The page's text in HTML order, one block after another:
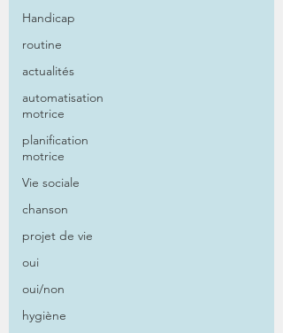
Handicap
routine
actualités
automatisation
motrice
planification
motrice
Vie sociale
chanson
projet de vie
oui
oui/non
hygiène